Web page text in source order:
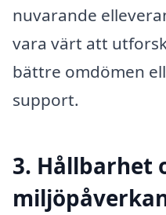
nuvarande
vara värt att
bättre omdömen
support.
3. Hållbarhet